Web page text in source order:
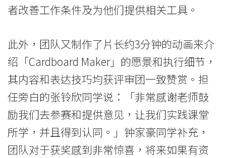
港
浸
会
大
学
者改善工作条件及为他们提供相关工具。
此外，团队又制作了片长约3分钟的动画来介
绍「Cardboard Maker」的愿景和执行细节，
其内容和表达技巧均获评审团一致赞赏。担
任旁白的张铃欣同学说：「非常感谢老师鼓
励我们去参赛和提供意见，让我们实践课堂
所学，并且得到认同。」钟家豪同学补充，
团队对于获奖感到非常惊喜，将来如果有资